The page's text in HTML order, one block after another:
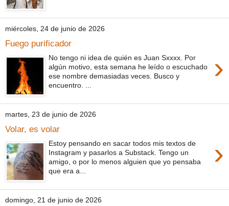
miércoles, 24 de junio de 2026
Fuego purificador
›
No tengo ni idea de quién es Juan Sxxxx. Por
algún motivo, esta semana he leído o escuchado
ese nombre demasiadas veces. Busco y
encuentro. ...
martes, 23 de junio de 2026
Volar, es volar
›
Estoy pensando en sacar todos mis textos de
Instagram y pasarlos a Substack. Tengo un
amigo, o por lo menos alguien que yo pensaba
que era a...
domingo, 21 de junio de 2026